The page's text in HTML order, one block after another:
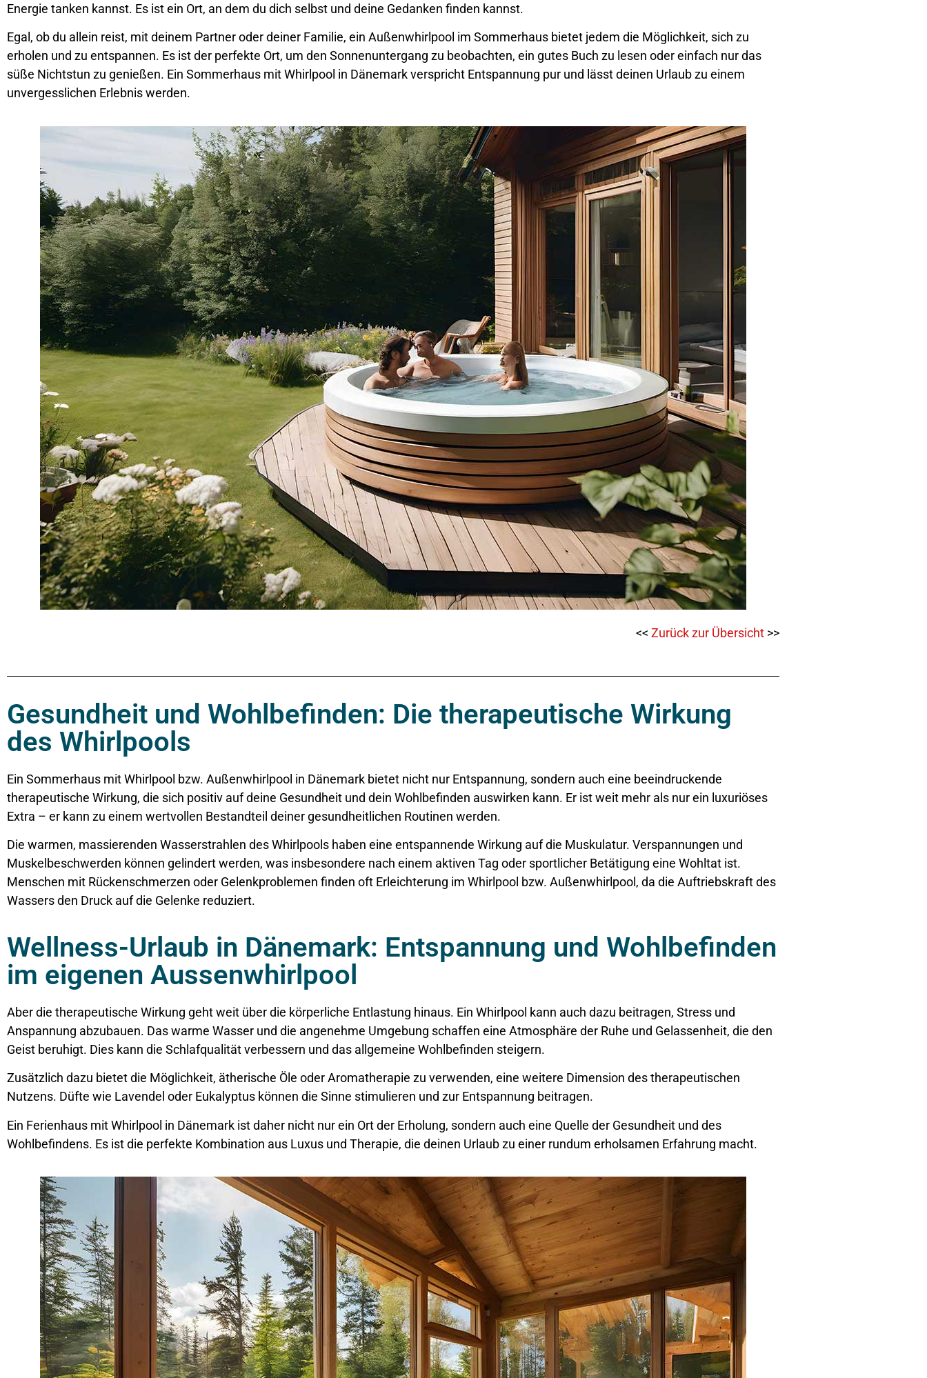
Energie tanken kannst. Es ist ein Ort, an dem du dich selbst und deine Gedanken finden kannst.
Egal, ob du allein reist, mit deinem Partner oder deiner Familie, ein Außenwhirlpool im Sommerhaus bietet jedem die Möglichkeit, sich zu
erholen und zu entspannen. Es ist der perfekte Ort, um den Sonnenuntergang zu beobachten, ein gutes Buch zu lesen oder einfach nur das
süße Nichtstun zu genießen. Ein Sommerhaus mit Whirlpool in Dänemark verspricht Entspannung pur und lässt deinen Urlaub zu einem
unvergesslichen Erlebnis werden.
<< Zurück zur Übersicht >>
Gesundheit und Wohlbefinden: Die therapeutische Wirkung
des Whirlpools
Ein Sommerhaus mit Whirlpool bzw. Außenwhirlpool in Dänemark bietet nicht nur Entspannung, sondern auch eine beeindruckende
therapeutische Wirkung, die sich positiv auf deine Gesundheit und dein Wohlbefinden auswirken kann. Er ist weit mehr als nur ein luxuriöses
Extra – er kann zu einem wertvollen Bestandteil deiner gesundheitlichen Routinen werden.
Die warmen, massierenden Wasserstrahlen des Whirlpools haben eine entspannende Wirkung auf die Muskulatur. Verspannungen und
Muskelbeschwerden können gelindert werden, was insbesondere nach einem aktiven Tag oder sportlicher Betätigung eine Wohltat ist.
Menschen mit Rückenschmerzen oder Gelenkproblemen finden oft Erleichterung im Whirlpool bzw. Außenwhirlpool, da die Auftriebskraft des
Wassers den Druck auf die Gelenke reduziert.
Wellness-Urlaub in Dänemark: Entspannung und Wohlbefinden
im eigenen Aussenwhirlpool
Aber die therapeutische Wirkung geht weit über die körperliche Entlastung hinaus. Ein Whirlpool kann auch dazu beitragen, Stress und
Anspannung abzubauen. Das warme Wasser und die angenehme Umgebung schaffen eine Atmosphäre der Ruhe und Gelassenheit, die den
Geist beruhigt. Dies kann die Schlafqualität verbessern und das allgemeine Wohlbefinden steigern.
Zusätzlich dazu bietet die Möglichkeit, ätherische Öle oder Aromatherapie zu verwenden, eine weitere Dimension des therapeutischen
Nutzens. Düfte wie Lavendel oder Eukalyptus können die Sinne stimulieren und zur Entspannung beitragen.
Ein Ferienhaus mit Whirlpool in Dänemark ist daher nicht nur ein Ort der Erholung, sondern auch eine Quelle der Gesundheit und des
Wohlbefindens. Es ist die perfekte Kombination aus Luxus und Therapie, die deinen Urlaub zu einer rundum erholsamen Erfahrung macht.